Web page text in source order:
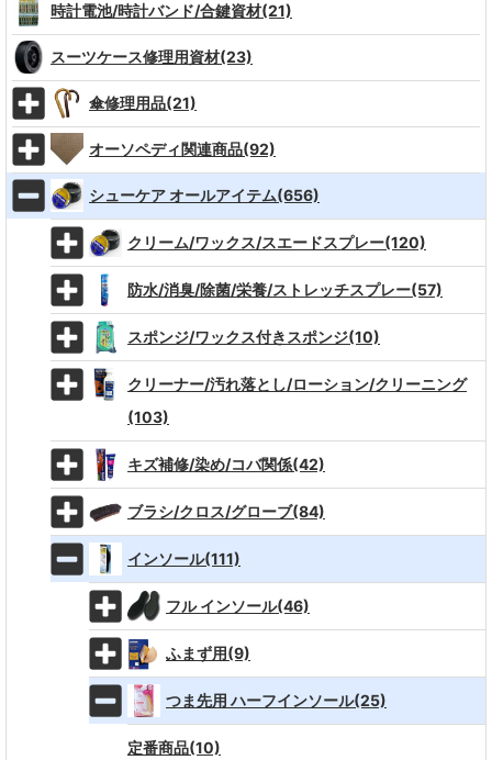
時計電池/時計バンド/合鍵資材(21)
スーツケース修理用資材(23)
傘修理用品(21)
オーソペディ関連商品(92)
シューケア オールアイテム(656)
クリーム/ワックス/スエードスプレー(120)
防水/消臭/除菌/栄養/ストレッチスプレー(57)
スポンジ/ワックス付きスポンジ(10)
クリーナー/汚れ落とし/ローション/クリーニング
(103)
キズ補修/染め/コバ関係(42)
ブラシ/クロス/グローブ(84)
インソール(111)
フル インソール(46)
ふまず用(9)
つま先用 ハーフインソール(25)
定番商品(10)